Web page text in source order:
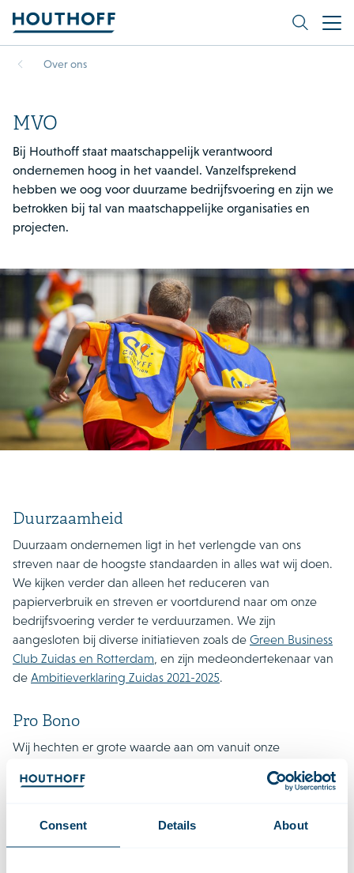
Consent Details About
Over ons
MVO
Bij Houthoff staat maatschappelijk verantwoord
ondernemen hoog in het vaandel. Vanzelfsprekend
hebben we oog voor duurzame bedrijfsvoering en zijn we
betrokken bij tal van maatschappelijke organisaties en
projecten.
Duurzaamheid
Duurzaam ondernemen ligt in het verlengde van ons
streven naar de hoogste standaarden in alles wat wij doen.
We kijken verder dan alleen het reduceren van
papierverbruik en streven er voortdurend naar om onze
bedrijfsvoering verder te verduurzamen. We zijn
aangesloten bij diverse initiatieven zoals de Green Business
Club Zuidas en Rotterdam, en zijn medeondertekenaar van
de Ambitieverklaring Zuidas 2021-2025.
Pro Bono
Wij hechten er grote waarde aan om vanuit onze
werkzaamheden te verrichten voor organisaties en
ondersteunen.
Houthoff is via haar lidmaatschap van Lex